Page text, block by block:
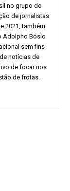
no grupo do
de jornalistas
2021, também
Adolpho Bósio
sem fins
notícias de
de focar nos
de frotas.